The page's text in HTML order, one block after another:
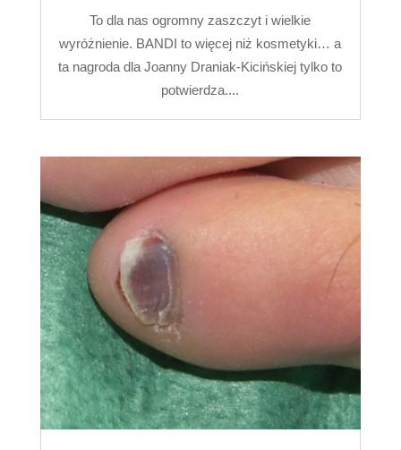
To dla nas ogromny zaszczyt i wielkie
wyróżnienie. BANDI to więcej niż kosmetyki… a
ta nagroda dla Joanny Draniak-Kicińskiej tylko to
potwierdza....